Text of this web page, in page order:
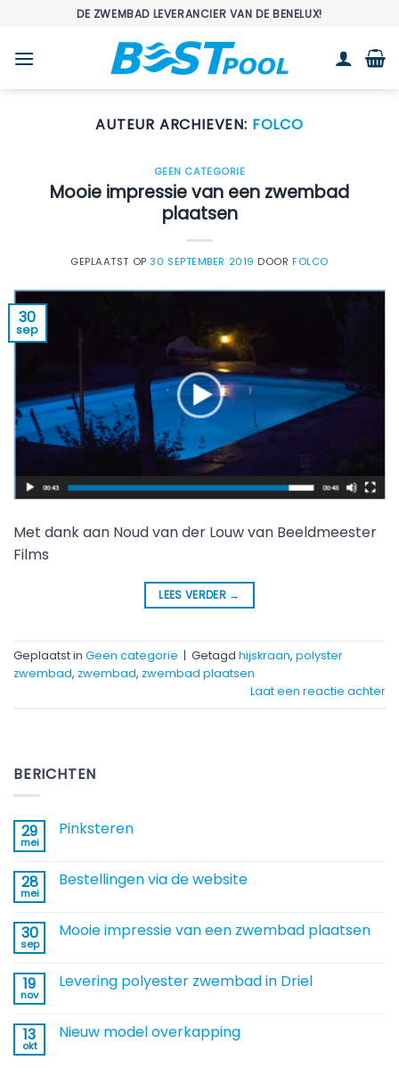
inhoud
DE ZWEMBAD LEVERANCIER VAN DE BENELUX!
AUTEUR ARCHIEVEN: FOLCO
GEEN CATEGORIE
Mooie impressie van een zwembad
plaatsen
GEPLAATST OP30 SEPTEMBER 2019 DOORFOLCO
30
sep
Met dank aan Noud van der Louw van Beeldmeester
Films
LEES VERDER →
Geplaatst in Geen categorie | Getagd hijskraan, polyster
zwembad, zwembad, zwembad plaatsen
Laat een reactie achter
BERICHTEN
29
mei
Pinksteren
Pinksteren
28
mei
Bestellingen via de website
Bestellingen
30
sep
Mooie impressie van een zwembad plaatsen
Mooie
zwembad
plaatsen
19
nov
Levering polyester zwembad in Driel
Levering
13
okt
Nieuw model overkapping